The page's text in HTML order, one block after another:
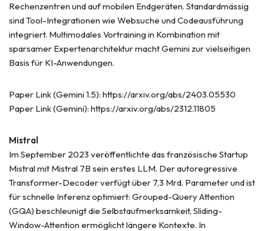
Rechenzentren und auf mobilen Endgeräten. Standardmässig
sind Tool-Integrationen wie Websuche und Codeausführung
integriert. Multimodales Vortraining in Kombination mit
sparsamer Expertenarchitektur macht Gemini zur vielseitigen
Basis für KI-Anwendungen.
Paper Link (Gemini 1.5): https://arxiv.org/abs/2403.05530
Paper Link (Gemini): https://arxiv.org/abs/2312.11805
Mistral
Im September 2023 veröffentlichte das französische Startup
Mistral mit Mistral 7B sein erstes LLM. Der autoregressive
Transformer-Decoder verfügt über 7,3 Mrd. Parameter und ist
für schnelle Inferenz optimiert: Grouped-Query Attention
(GQA) beschleunigt die Selbstaufmerksamkeit, Sliding-
Window-Attention ermöglicht längere Kontexte. In